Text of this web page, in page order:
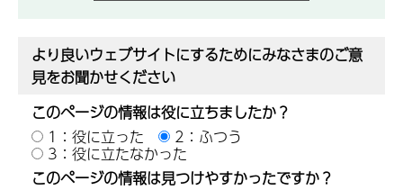
より良いウェブサイトにするためにみなさまのご意
見をお聞かせください
このページの情報は役に立ちましたか？
1：役に立った
2：ふつう
3：役に立たなかった
このページの情報は見つけやすかったですか？